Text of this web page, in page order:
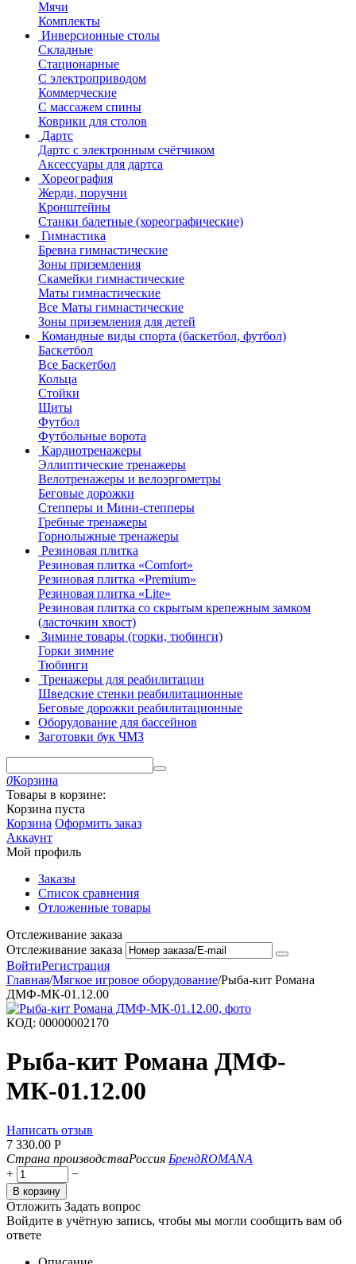
Мячи
Комплекты
Инверсионные столы
Складные
Стационарные
С электроприводом
Коммерческие
С массажем спины
Коврики для столов
Дартс
Дартс с электронным счётчиком
Аксессуары для дартса
Хореография
Жерди, поручни
Кронштейны
Станки балетные (хореографические)
Гимнастика
Бревна гимнастические
Зоны приземления
Скамейки гимнастические
Маты гимнастические
Все Маты гимнастические
Зоны приземления для детей
Командные виды спорта (баскетбол, футбол)
Баскетбол
Все Баскетбол
Кольца
Стойки
Щиты
Футбол
Футбольные ворота
Кардиотренажеры
Эллиптические тренажеры
Велотренажеры и велоэргометры
Беговые дорожки
Степперы и Мини-степперы
Гребные тренажеры
Горнолыжные тренажеры
Резиновая плитка
Резиновая плитка «Comfort»
Резиновая плитка «Premium»
Резиновая плитка «Lite»
Резиновая плитка со скрытым крепежным замком
(ласточкин хвост)
Зимине товары (горки, тюбинги)
Горки зимние
Тюбинги
Тренажеры для реабилитации
Шведские стенки реабилитационные
Беговые дорожки реабилитационные
Оборудование для бассейнов
Заготовки бук ЧМЗ
0Корзина
Товары в корзине:
Корзина пуста
Корзина Оформить заказ
Аккаунт
Мой профиль
Заказы
Список сравнения
Отложенные товары
Отслеживание заказа
Отслеживание заказа
ВойтиРегистрация
Главная/Мягкое игровое оборудование/Рыба-кит Романа
ДМФ-МК-01.12.00
КОД: 00000002170
Рыба-кит Романа ДМФ-
МК-01.12.00
Написать отзыв
7 330.00 Р
Страна производстваРоссия БрендROMANA
+
−
В корзину
Отложить Задать вопрос
Войдите в учётную запись, чтобы мы могли сообщить вам об
ответе